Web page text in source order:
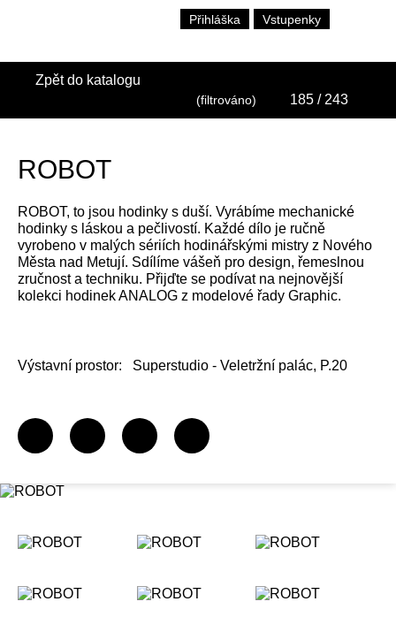
Přihláška Vstupenky
Zpět do katalogu
(filtrováno) 185 / 243
ROBOT
ROBOT, to jsou hodinky s duší. Vyrábíme mechanické
hodinky s láskou a pečlivostí. Každé dílo je ručně
vyrobeno v malých sériích hodinářskými mistry z Nového
Města nad Metují. Sdílíme vášeň pro design, řemeslnou
zručnost a techniku. Přijďte se podívat na nejnovější
kolekci hodinek ANALOG z modelové řady Graphic.
Výstavní prostor: Superstudio - Veletržní palác, P.20